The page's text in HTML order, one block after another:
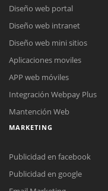
Diseño web portal
Diseño web intranet
Diseño web mini sitios
Aplicaciones moviles
APP web móviles
Integración Webpay Plus
Mantención Web
MARKETING
Publicidad en facebook
Publicidad en google